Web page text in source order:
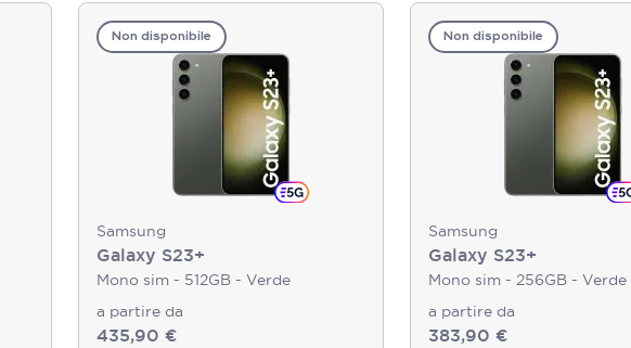
Non disponibile
Samsung
Galaxy S23+
Mono sim - 512GB - Verde
a partire da
435,90 €
Non disponibile
Samsung
Galaxy S23+
Mono sim - 256GB - Verde
a partire da
383,90 €